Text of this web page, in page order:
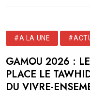
#A LA UNE
GAMOU 2026 :
PLACE LE
DU VIVRE-